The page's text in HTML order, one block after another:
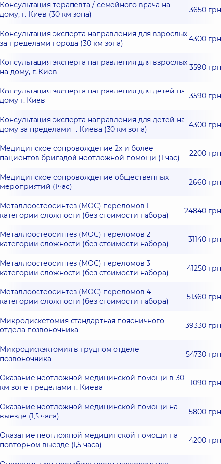
Консультация терапевта / семейного врача на
дому, г. Киев (30 км зона)
3650 грн
Консультация эксперта направления для взрослых
за пределами города (30 км зона)
4300 грн
Консультация эксперта направления для взрослых
на дому, г. Киев
3590 грн
Консультация эксперта направления для детей на
дому г. Киев
3590 грн
Консультация эксперта направления для детей на
дому за пределами г. Киева (30 км зона)
4300 грн
Медицинское сопровождение 2х и более
пациентов бригадой неотложной помощи (1 час)
2200 грн
Медицинское сопровождение общественных
мероприятий (1час)
2660 грн
Металлоостеосинтез (МОС) переломов 1
категории сложности (без стоимости набора)
24840 грн
Металлоостеосинтез (МОС) переломов 2
категории сложности (без стоимости набора)
31140 грн
Металлоостеосинтез (МОС) переломов 3
категории сложности (без стоимости набора)
41250 грн
Металлоостеосинтез (МОС) переломов 4
категории сложности (без стоимости набора)
51360 грн
Микродискетомия стандартная поясничного
отдела позвоночника
39330 грн
Микродискэктомия в грудном отделе
позвоночника
54730 грн
Оказание неотложной медицинской помощи в 30-
км зоне пределами г. Киева
1090 грн
Оказание неотложной медицинской помощи на
выезде (1,5 часа)
5800 грн
Оказание неотложной медицинской помощи на
повторном выезде (1,5 часа)
4200 грн